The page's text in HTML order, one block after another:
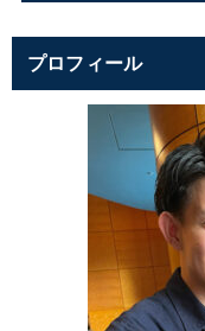
プロフィール